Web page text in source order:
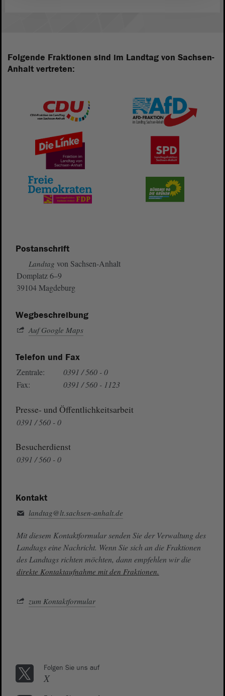
Folgende Fraktionen sind im Landtag von Sachsen-
Anhalt vertreten:
Postanschrift
Landtag von Sachsen-Anhalt
Domplatz 6–9
39104 Magdeburg
Wegbeschreibung
Auf Google Maps
Telefon und Fax
Zentrale:
0391 / 560 - 0
Fax:
0391 / 560 - 1123
Presse- und Öffentlichkeitsarbeit
0391 / 560 - 0
Besucherdienst
0391 / 560 - 0
Kontakt
landtag@lt.sachsen-anhalt.de
Mit diesem Kontaktformular senden Sie der Verwaltung des
Landtags eine Nachricht. Wenn Sie sich an die Fraktionen
des Landtags richten möchten, dann empfehlen wir die
direkte Kontaktaufnahme mit den Fraktionen.
zum Kontaktformular
Folgen Sie uns auf
X